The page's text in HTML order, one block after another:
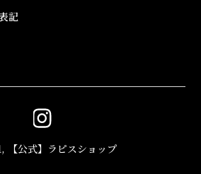
記
【公式】ラピスショップ